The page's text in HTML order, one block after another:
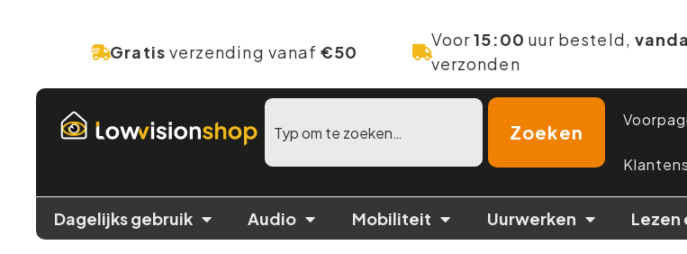
Gratis verzending vanaf €50
Voor15:00 uur besteld,
verzonden
Zoeken
Dagelijks gebruik Audio Mobiliteit Uurwerken Lezen